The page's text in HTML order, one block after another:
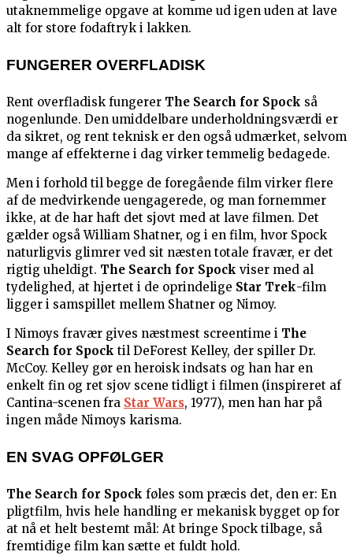
utaknemmelige opgave at komme ud igen uden at lave
alt for store fodaftryk i lakken.
FUNGERER OVERFLADISK
Rent overfladisk fungerer The Search for Spock så
nogenlunde. Den umiddelbare underholdningsværdi er
da sikret, og rent teknisk er den også udmærket, selvom
mange af effekterne i dag virker temmelig bedagede.
Men i forhold til begge de foregående film virker flere
af de medvirkende uengagerede, og man fornemmer
ikke, at de har haft det sjovt med at lave filmen. Det
gælder også William Shatner, og i en film, hvor Spock
naturligvis glimrer ved sit næsten totale fravær, er det
rigtig uheldigt. The Search for Spock viser med al
tydelighed, at hjertet i de oprindelige Star Trek-film
ligger i samspillet mellem Shatner og Nimoy.
I Nimoys fravær gives næstmest screentime i The
Search for Spock til DeForest Kelley, der spiller Dr.
McCoy. Kelley gør en heroisk indsats og han har en
enkelt fin og ret sjov scene tidligt i filmen (inspireret af
Cantina-scenen fra Star Wars, 1977), men han har på
ingen måde Nimoys karisma.
EN SVAG OPFØLGER
The Search for Spock føles som præcis det, den er: En
pligtfilm, hvis hele handling er mekanisk bygget op for
at nå et helt bestemt mål: At bringe Spock tilbage, så
fremtidige film kan sætte et fuldt hold.